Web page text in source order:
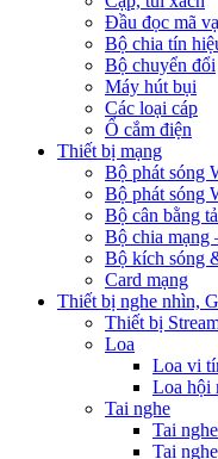
Đầu đọc mã
Bộ chia tín
Bộ chuyển đổi
Máy hút bụi
Các loại cáp
Ổ cắm điện
Thiết bị mạng
Bộ phát sóng
Bộ phát sóng
Bộ cân bằng
Bộ chia mạng
Bộ kích sóng
Card mạng
Thiết bị nghe nhìn,
Thiết bị
Loa
Loa vi
Loa hội
Tai nghe
Tai
Tai